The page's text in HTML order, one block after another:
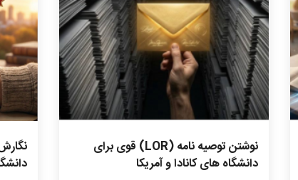
نوشتن توصیه نامه (LOR) قوی برای
دانشگاه های کانادا و آمریکا